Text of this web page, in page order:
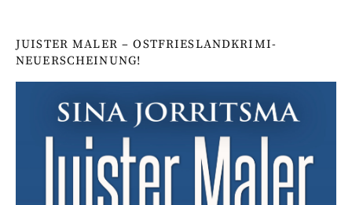
JUISTER MALER – OSTFRIESLANDKRIMI-
NEUERSCHEINUNG!